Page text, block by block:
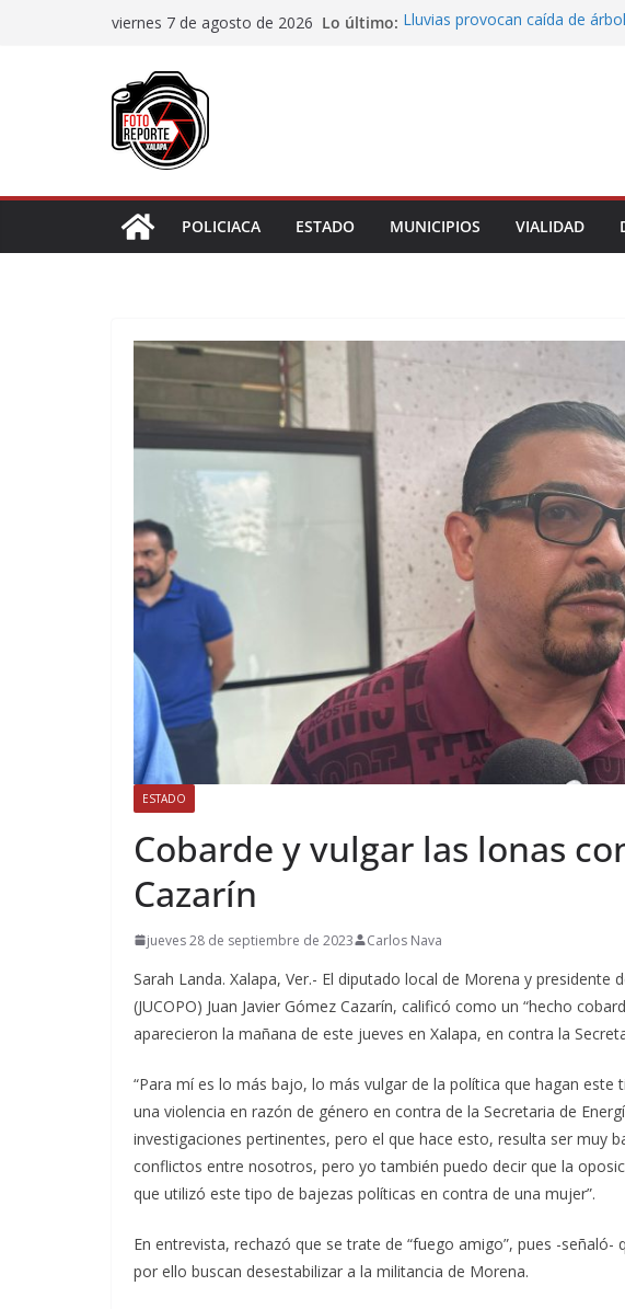
viernes 7 de agosto de 2026 Lo último: Lluvias provocan caída de
incumplimiento de obra y falta
POLICIACA
ESTADO MUNICIPIOS VIALIDAD
ESTADO
Cobarde y vulgar las lonas
Cazarín
jueves 28 de septiembre de 2023 Carlos Nava
Sarah Landa. Xalapa, Ver.- El diputado local de Morena y presidente
(JUCOPO) Juan Javier Gómez Cazarín, calificó como un “hecho
aparecieron la mañana de este jueves en Xalapa, en contra la
“Para mí es lo más bajo, lo más vulgar de la política que hagan este
una violencia en razón de género en contra de la Secretaria de
investigaciones pertinentes, pero el que hace esto, resulta ser muy
conflictos entre nosotros, pero yo también puedo decir que la
que utilizó este tipo de bajezas políticas en contra de una mujer”.
En entrevista, rechazó que se trate de “fuego amigo”, pues -
por ello buscan desestabilizar a la militancia de Morena.